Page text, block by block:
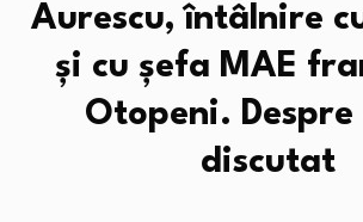
Aurescu, întâlnire
și cu șefa MAE
Otopeni. Despre
discutat